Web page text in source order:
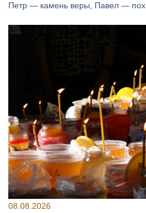
Петр — камень веры, Павел —
08.08.2026